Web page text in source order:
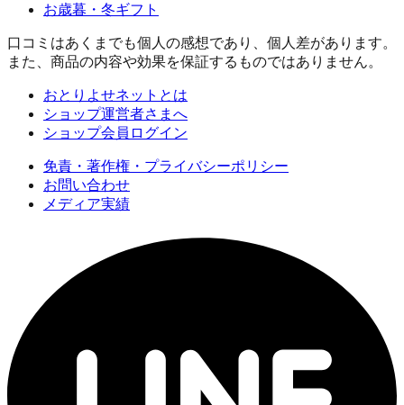
お歳暮・冬ギフト
口コミはあくまでも個人の感想であり、個人差があります。
また、商品の内容や効果を保証するものではありません。
おとりよせネットとは
ショップ運営者さまへ
ショップ会員ログイン
免責・著作権・プライバシーポリシー
お問い合わせ
メディア実績